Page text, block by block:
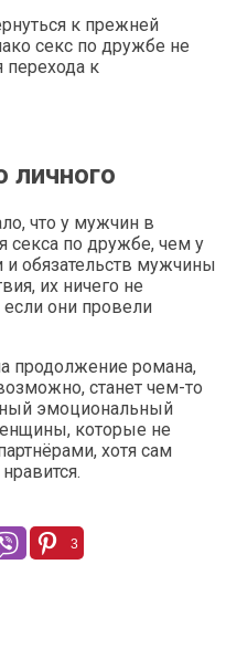
к прежней
секс по дружбе не
перехода к
личного
что у мужчин в
секса по дружбе, чем у
обязательств мужчины
их ничего не
они провели
продолжение романа,
станет чем-то
эмоциональный
которые не
хотя сам
3